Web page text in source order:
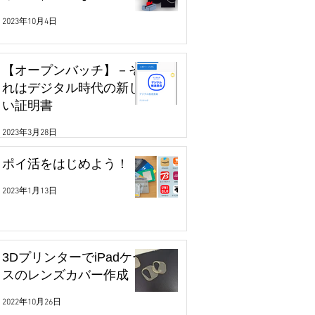
2023年10月4日
【オープンバッチ】－そ
れはデジタル時代の新し
い証明書
2023年3月28日
ポイ活をはじめよう！
2023年1月13日
3DプリンターでiPadケー
スのレンズカバー作成
2022年10月26日